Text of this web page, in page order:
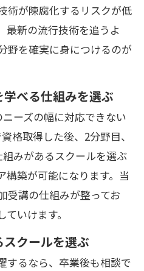
術が陳腐化するリスクが低
最新の流行技術を追うよ
野を確実に身につけるのが
べる仕組みを選ぶ
ーズの幅に対応できない
格取得した後、2分野目、
みがあるスクールを選ぶ
構築が可能になります。当
受講の仕組みが整ってお
いけます。
クールを選ぶ
するなら、卒業後も相談で